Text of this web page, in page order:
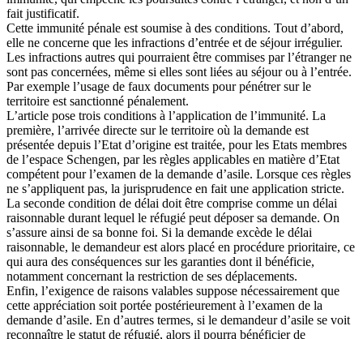
fait justificatif.
Cette immunité pénale est soumise à des conditions. Tout d’abord,
elle ne concerne que les infractions d’entrée et de séjour irrégulier.
Les infractions autres qui pourraient être commises par l’étranger ne
sont pas concernées, même si elles sont liées au séjour ou à l’entrée.
Par exemple l’usage de faux documents pour pénétrer sur le
territoire est sanctionné pénalement.
L’article pose trois conditions à l’application de l’immunité. La
première, l’arrivée directe sur le territoire où la demande est
présentée depuis l’Etat d’origine est traitée, pour les Etats membres
de l’espace Schengen, par les règles applicables en matière d’Etat
compétent pour l’examen de la demande d’asile. Lorsque ces règles
ne s’appliquent pas, la jurisprudence en fait une application stricte.
La seconde condition de délai doit être comprise comme un délai
raisonnable durant lequel le réfugié peut déposer sa demande. On
s’assure ainsi de sa bonne foi. Si la demande excède le délai
raisonnable, le demandeur est alors placé en procédure prioritaire, ce
qui aura des conséquences sur les garanties dont il bénéficie,
notamment concernant la restriction de ses déplacements.
Enfin, l’exigence de raisons valables suppose nécessairement que
cette appréciation soit portée postérieurement à l’examen de la
demande d’asile. En d’autres termes, si le demandeur d’asile se voit
reconnaître le statut de réfugié, alors il pourra bénéficier de